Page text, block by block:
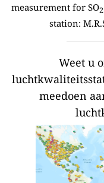
measurement for SO2
station:
Weet u
meedoen